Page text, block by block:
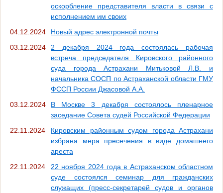
оскорбление представителя власти в связи с
исполнением им своих
04.12.2024
Новый адрес электронной почты
03.12.2024
2 декабря 2024 года состоялась рабочая
встреча председателя Кировского районного
суда города Астрахани Митьковой Л.В. и
начальника СОСП по Астраханской области ГМУ
ФССП России Джасовой А.А.
03.12.2024
В Москве 3 декабря состоялось пленарное
заседание Совета судей Российской Федерации
22.11.2024
Кировским районным судом города Астрахани
избрана мера пресечения в виде домашнего
ареста
22.11.2024
22 ноября 2024 года в Астраханском областном
суде состоялся семинар для гражданских
служащих (пресс-секретарей судов и органов